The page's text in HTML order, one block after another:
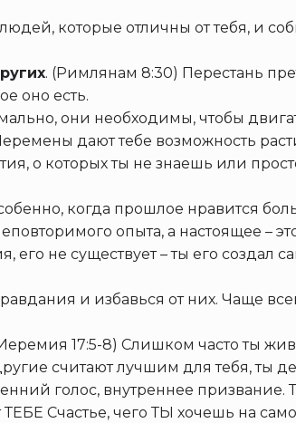
которые отличны от тебя, и
. (Римлянам 8:30) Перестань
оно есть.
они необходимы, чтобы
дают тебе возможность
о которых ты не знаешь или
когда прошлое нравится
опыта, а настоящее – это
его не существует – ты его
и избавься от них. Чаще
17:5-8) Слишком часто ты
считают лучшим для тебя, ты
голос, внутреннее
Счастье, чего ТЫ хочешь на